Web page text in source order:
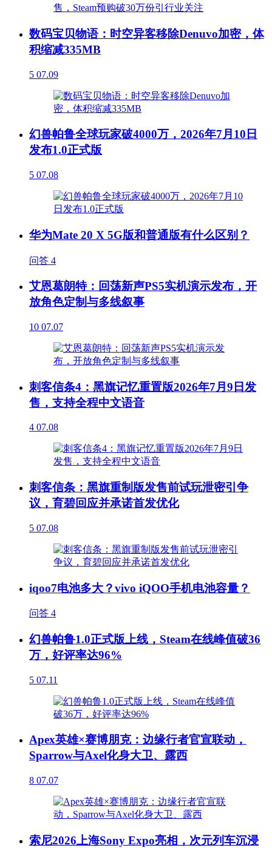
数码宝贝物语：时空异客移除Denuvo加密，体
积缩减335MB
5 07.09
幻兽帕鲁全球玩家破4000万，2026年7月10日
发布1.0正式版
5 07.08
华为Mate 20 X 5G版和普通版有什么区别？
问答 4
艾恩葛朗特：回荡新声PS5实机演示发布，开
放角色定制与多线叙事
10 07.07
刺客信条4：黑旗记忆重置版2026年7月9日发
售，支持全程中文语音
4 07.08
刺客信条：黑旗重制版发售前试玩泄密引争
议，育碧回应并承诺首发优化
5 07.08
iqoo7电池多大？vivo iQOO手机电池容量？
问答 4
幻兽帕鲁1.0正式版上线，Steam在线峰值破36
万，好评率达96%
5 07.11
Apex英雄×赛博朋克：边缘行者官宣联动，
Sparrow与Axel化身大卫、露西
8 07.07
索尼2026上海Sony Expo亮相，次元列车沉浸